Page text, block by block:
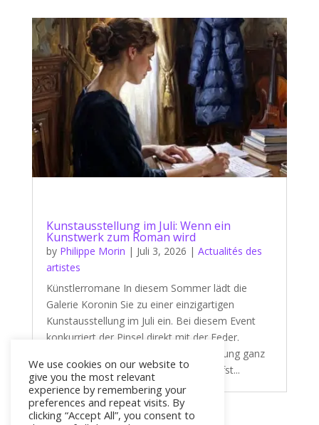
Kunstausstellung im Juli: Wenn ein
Kunstwerk zum Roman wird
by Philippe Morin | Juli 3, 2026 | Actualités des
artistes
Künstlerromane In diesem Sommer lädt die
Galerie Koronin Sie zu einer einzigartigen
Kunstausstellung im Juli ein. Bei diesem Event
konkurriert der Pinsel direkt mit der Feder.
Tatsächlich steht unsere neue Ausstellung ganz
im Zeichen eines fesselnden und zutiefst...
« Older Entries
We use cookies on our website to
give you the most relevant
experience by remembering your
preferences and repeat visits. By
clicking “Accept All”, you consent to